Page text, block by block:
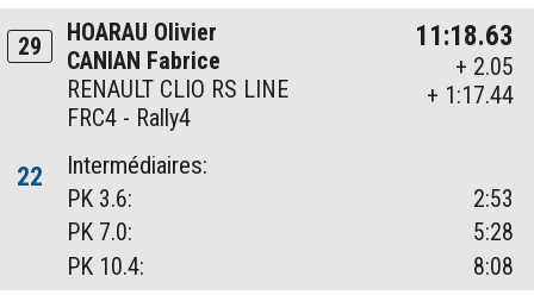
29
HOARAU Olivier
CANIAN Fabrice
RENAULT CLIO RS LINE
FRC4 - Rally4
11:18.63
+ 2.05
+ 1:17.44
22
Intermédiaires:
PK 3.6:
2:53
PK 7.0:
5:28
PK 10.4:
8:08